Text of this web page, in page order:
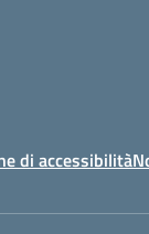
di accessibilità